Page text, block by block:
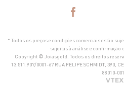
* Todos os preços e condições comerciais estão
sujeitas à análise e confirmação
Copyright © Joiasgold. Todos os direitos
13.511.907/0001-67 RUA FELIPE SCHMIDT, 390,
88010-001
VTEX